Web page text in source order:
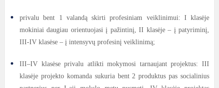
privalu bent 1 valandą skirti profesiniam veiklinimui: I klasėje
mokiniai daugiau orientuojasi į pažintinį, II klasėje – į patyriminį,
III-IV klasėse – į intensyvų profesinį veiklinimą;
III–IV klasėse privalu atlikti mokymosi tarnaujant projektus: III
klasėje projekto komanda sukuria bent 2 produktus pas socialinius